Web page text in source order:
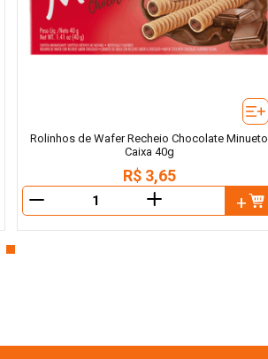
Rolinhos de Wafer Recheio Chocolate Minueto
Caixa 40g
R$ 3,65
＋